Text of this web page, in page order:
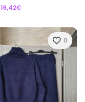
16,42€
0